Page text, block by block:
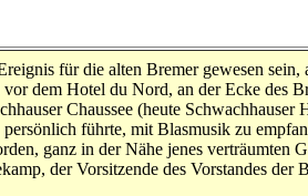
für die alten Bremer gewesen
dem Hotel du Nord, an der Ecke des
Chaussee (heute
führte, mit Blasmusik zu
ganz in der Nähe jenes verträumten
der Vorsitzende des Vorstandes